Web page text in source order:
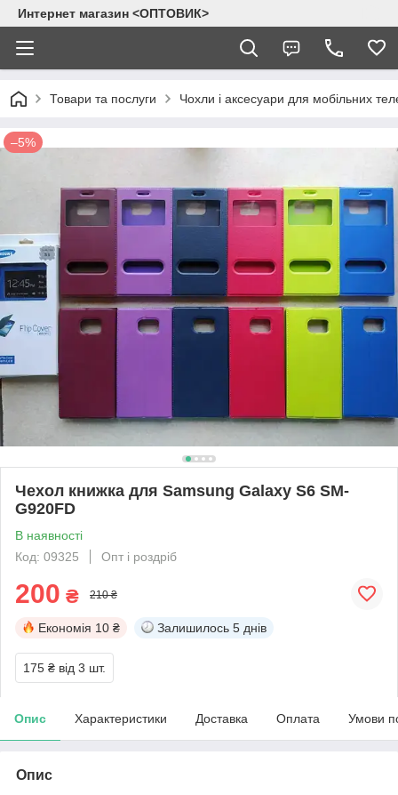
Интернет магазин <ОПТОВИК>
Товари та послуги Чохли і аксесуари для мобільних
–5%
Чехол книжка для Samsung Galaxy S6 SM-
G920FD
В наявності
Код: 09325
Опт і роздріб
200 ₴ 210 ₴
Економія 10 ₴ Залишилось 5 днів
175 ₴ від 3 шт.
Опис Характеристики Доставка Оплата Умови
Опис